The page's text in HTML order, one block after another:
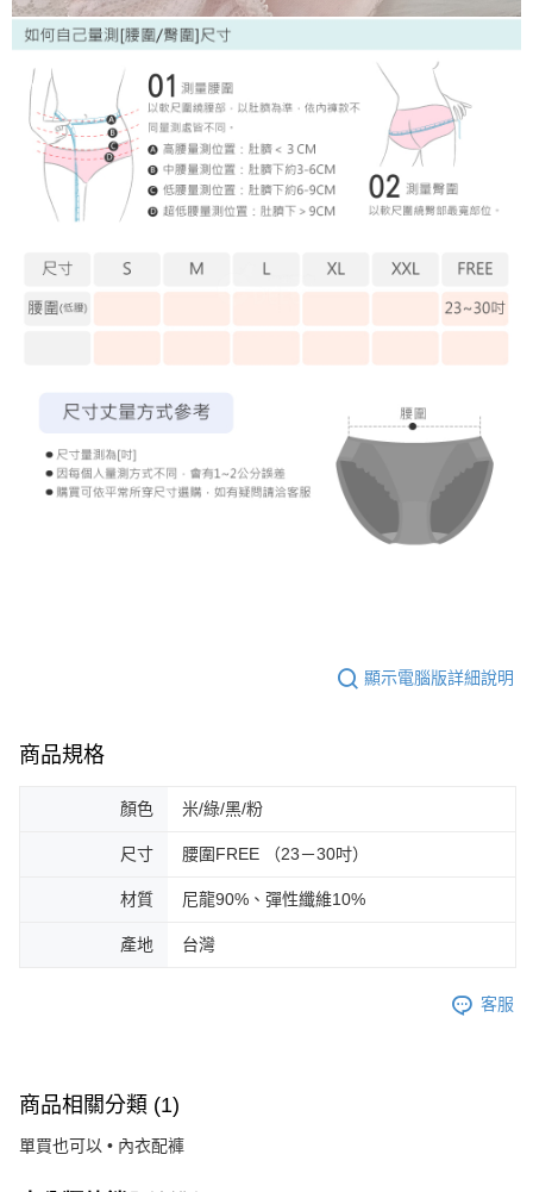
顯示電腦版詳細說明
商品規格
顏色 米/綠/黑/粉
尺寸 腰圍FREE （23－30吋）
材質 尼龍90%、彈性纖維10%
產地 台灣
客服
商品相關分類 (1)
單買也可以 • 內衣配褲